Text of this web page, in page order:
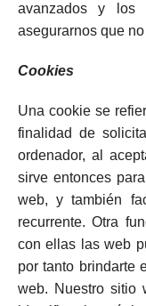
avanzados y los
asegurarnos que
Cookies
Una cookie se
finalidad de
ordenador, al
sirve entonces
web, y también
recurrente. Otra
con ellas las web
por tanto brindarte
web. Nuestro sitio